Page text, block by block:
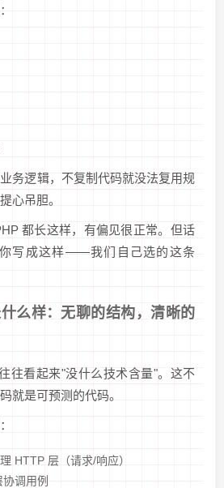
务逻辑，不复制代码就没法复用规
心吊胆。
都长这样，有偏见很正常。但话
写成这样——我们自己选的这条
么样：无聊的结构，清晰的
往看起来"没什么技术含量"。这不
是可预测的代码。
HTTP 层（请求/响应）
协调用例